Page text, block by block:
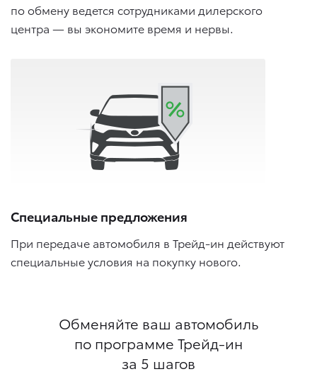
по обмену ведется сотрудниками дилерского
центра — вы экономите время и нервы.
Специальные предложения
При передаче автомобиля в Трейд-ин действуют
специальные условия на покупку нового.
Обменяйте ваш автомобиль
по программе Трейд-ин
за 5 шагов